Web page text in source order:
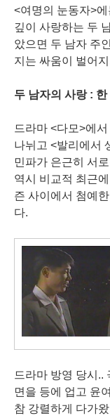
<여명의 눈동자>
깊이 사랑하는 두
았으면 두 남자 주
지는 싸움이 벌어
두 남자의 사랑 : 한
드라마 <다모>에
나뉘고 <발리에서
민파가 은근히 서
역시 비교적 최근
즌 사이에서 첨예
다.
드라마 방영 당시..
면을 등에 업고 윤
참 강렬하게 다가